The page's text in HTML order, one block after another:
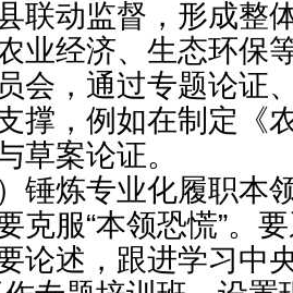
联动监督，形成整
业经济、生态环保
会，通过专题论证
撑，例如在制定《
草案论证。
）锤炼专业化履职本
克服“本领恐慌”。
论述，跟进学习中